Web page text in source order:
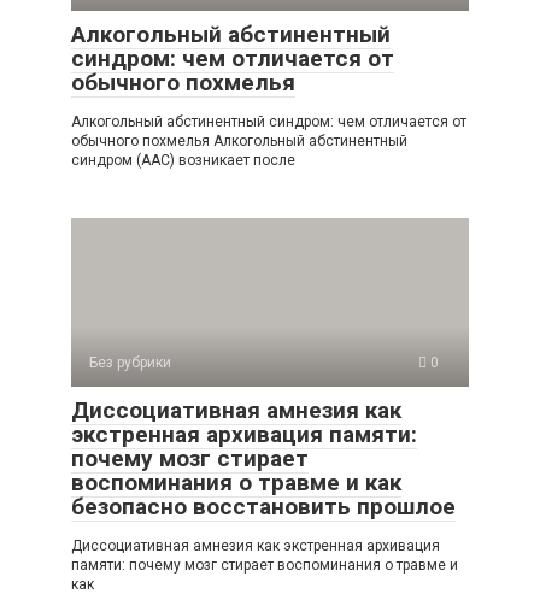
Алкогольный абстинентный
синдром: чем отличается от
обычного похмелья
Алкогольный абстинентный синдром: чем отличается от
обычного похмелья Алкогольный абстинентный
синдром (ААС) возникает после
Без рубрики 0
Диссоциативная амнезия как
экстренная архивация памяти:
почему мозг стирает
воспоминания о травме и как
безопасно восстановить прошлое
Диссоциативная амнезия как экстренная архивация
памяти: почему мозг стирает воспоминания о травме и
как